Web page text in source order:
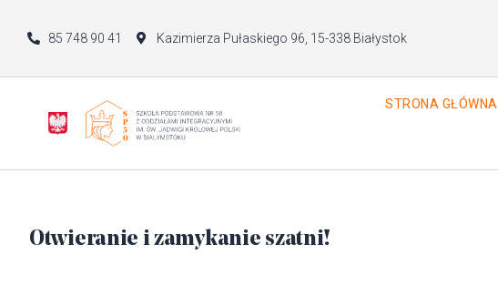
85 748 90 41 Kazimierza Pułaskiego 96, 15-338 Białystok
STRONA GŁÓWNA
Otwieranie i zamykanie szatni!